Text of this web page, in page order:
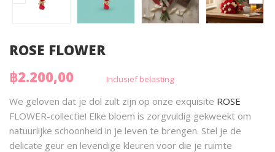
ROSE FLOWER
฿2.200,00
Inclusief belasting
We geloven dat je dol zult zijn op onze exquisite ROSE
FLOWER-collectie! Elke bloem is zorgvuldig gekweekt om
natuurlijke schoonheid in je leven te brengen. Stel je de
delicate geur en levendige kleuren voor die je ruimte